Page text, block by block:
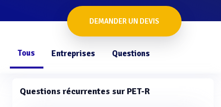
DEMANDER UN DEVIS
Tous Entreprises Questions
Questions récurrentes sur PET-R